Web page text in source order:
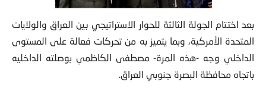
بعد اختتام الجولة الثالثة للحوار الاستراتيجي بين العراق والولايات
المتحدة الأمركية، وبما يتميز به من تحركات فعالة على المستوى
الداخلي وجه -هذه المرة- مصطفى الكاظمي بوصلته الداخليه
باتجاه محافظة البصرة جنوبي العراق.